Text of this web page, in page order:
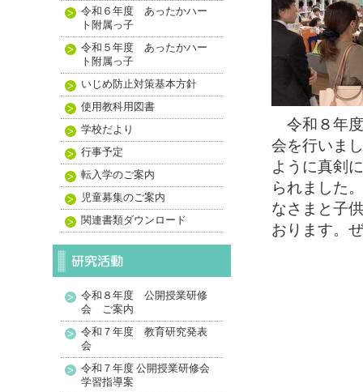
令和８年度
会を行いま
ように真剣
られました
なさまと子
おります。
令和６年度 あったかハー
ト附属っ子
令和５年度 あったかハー
ト附属っ子
いじめ防止対策基本方針
使用教科用図書
学校だより
行事予定
転入学のご案内
児童募集のご案内
関連書類ダウンロード
令和８年度 公開授業研修
会 ご案内
令和７年度 教育研究発表
会
令和７年度 公開授業研修会
学習指導案